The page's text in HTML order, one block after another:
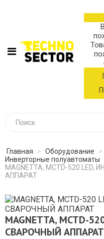
Главная > Оборудование >
Инверторные полуавтоматы
MAGNETTA, MCTD-520
АППАРАТ
MAGNETTA, MCTD-
СВАРОЧНЫЙ АППАРАТ